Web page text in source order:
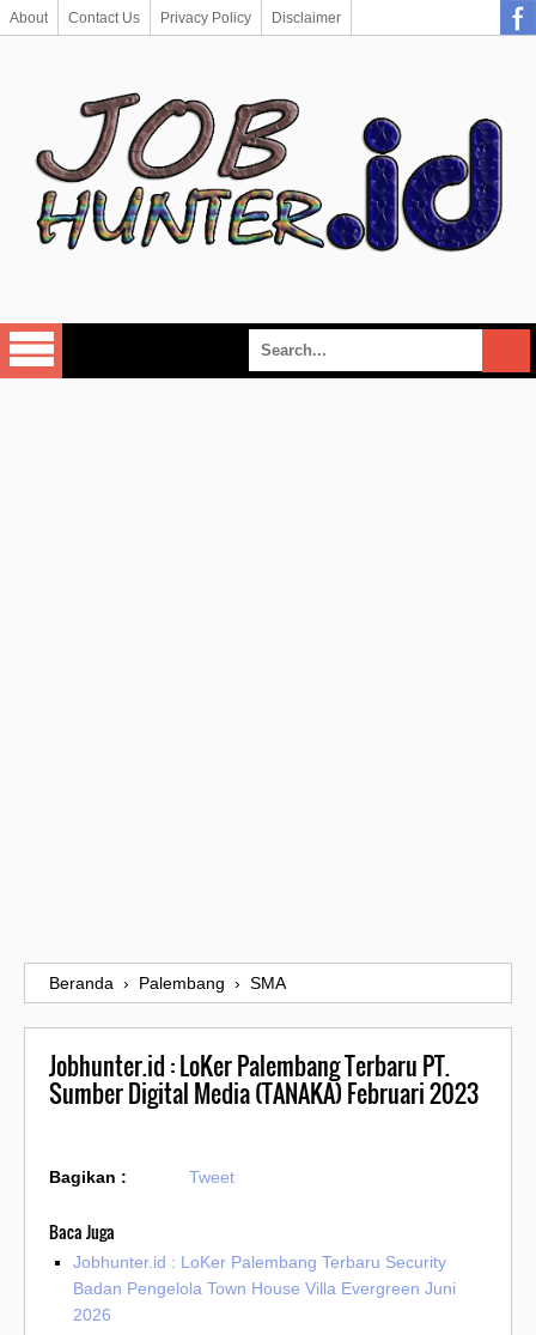
About Contact Us Privacy Policy Disclaimer
Beranda › Palembang › SMA
Jobhunter.id : LoKer Palembang Terbaru PT.
Sumber Digital Media (TANAKA) Februari 2023
Bagikan : Tweet
Baca Juga
Jobhunter.id : LoKer Palembang Terbaru Security
Badan Pengelola Town House Villa Evergreen Juni
2026